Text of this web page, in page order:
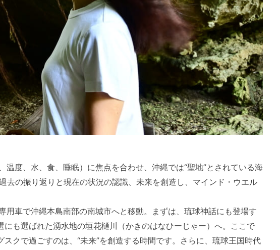
度、水、食、睡眠）に焦点を合わせ、沖縄では“聖地”とされている海
去の振り返りと現在の状況の認識、未来を創造し、マインド・ウエル
用車で沖縄本島南部の南城市へと移動。まずは、琉球神話にも登場す
も選ばれた湧水地の垣花樋川（かきのはなひーじゃー）へ。ここで
クで過ごすのは、“未来”を創造する時間です。さらに、琉球王国時代